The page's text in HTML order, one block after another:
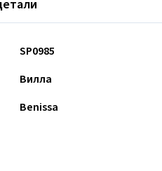
SP0985
Вилла
Benissa